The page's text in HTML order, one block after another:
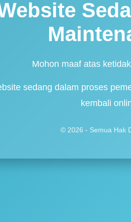
Mohon maaf atas
sedang dalam proses
kembali
© 2026 - Semua Hak